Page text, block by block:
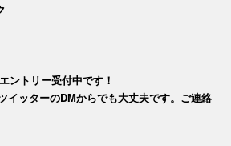
ントリー受付中です！
イッターのDMからでも大丈夫です。ご連絡